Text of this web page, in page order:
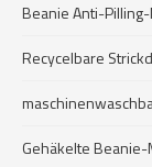
Beanie Anti-
Recycelbare
Gehäkelte Beanie-